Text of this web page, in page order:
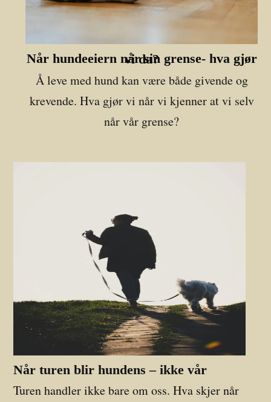
Når hundeeiern når sin grense- hva gjør vi da?
Å leve med hund kan være både givende og
krevende. Hva gjør vi når vi kjenner at vi selv
når vår grense?
Når turen blir hundens – ikke vår
Turen handler ikke bare om oss. Hva skjer når